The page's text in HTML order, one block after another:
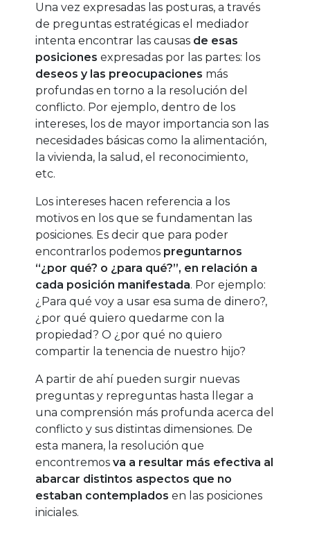
Una vez expresadas las posturas, a través
de preguntas estratégicas el mediador
intenta encontrar las causas de esas
posicionesexpresadas por las partes: los
deseos y las preocupaciones más
profundas en torno a la resolución del
conflicto. Por ejemplo, dentro de los
intereses, los de mayor importancia son las
necesidades básicas como la alimentación,
la vivienda, la salud, el reconocimiento,
etc.
Los intereses hacen referencia a los
motivos en los que se fundamentan las
posiciones. Es decir que para poder
encontrarlos podemos preguntarnos
“¿por qué? o ¿para qué?”, en relación a
cada posición manifestada. Por ejemplo:
¿Para qué voy a usar esa suma de dinero?,
¿por qué quiero quedarme con la
propiedad? O ¿por qué no quiero
compartir la tenencia de nuestro hijo?
A partir de ahí pueden surgir nuevas
preguntas y repreguntas hasta llegar a
una comprensión más profunda acerca del
conflicto y sus distintas dimensiones. De
esta manera, la resolución que
encontremosva a resultar más efectiva al
abarcar distintos aspectos que no
estaban contemplados en las posiciones
iniciales.